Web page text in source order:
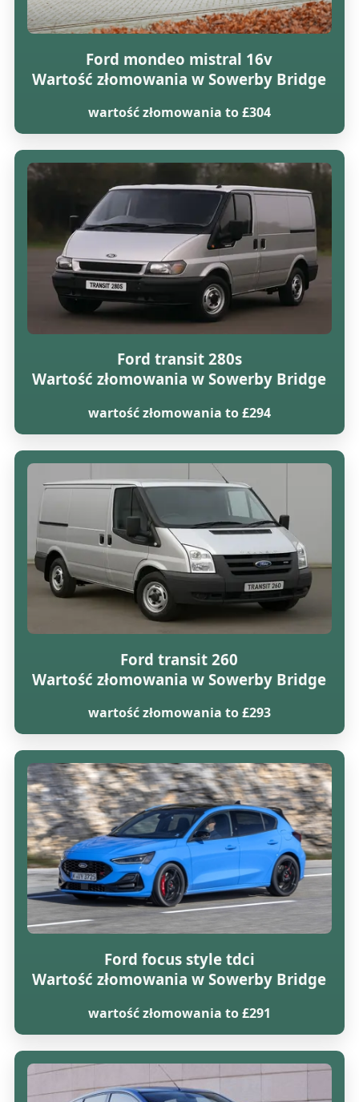
Ford mondeo mistral 16v
Wartość złomowania w Sowerby Bridge
wartość złomowania to £304
Ford transit 280s
Wartość złomowania w Sowerby Bridge
wartość złomowania to £294
Ford transit 260
Wartość złomowania w Sowerby Bridge
wartość złomowania to £293
Ford focus style tdci
Wartość złomowania w Sowerby Bridge
wartość złomowania to £291